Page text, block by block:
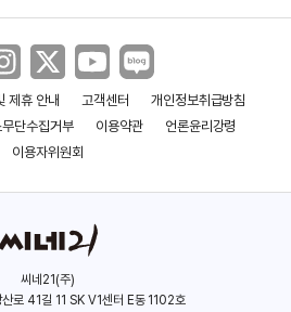
신의 선물 - 14일
(2014)
김민하
(1990)
제휴 안내 고객센터
개인정보취급방침
단수집거부 이용약관
언론윤리강령
이용자위원회
씨네21(주)
산로 41길 11 SK V1센터 E동 1102호